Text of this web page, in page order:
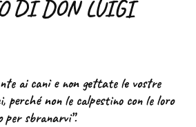
DI DON LUIGI
ai cani e non gettate le vostre
perché non le calpestino con le loro
per sbranarvi”.